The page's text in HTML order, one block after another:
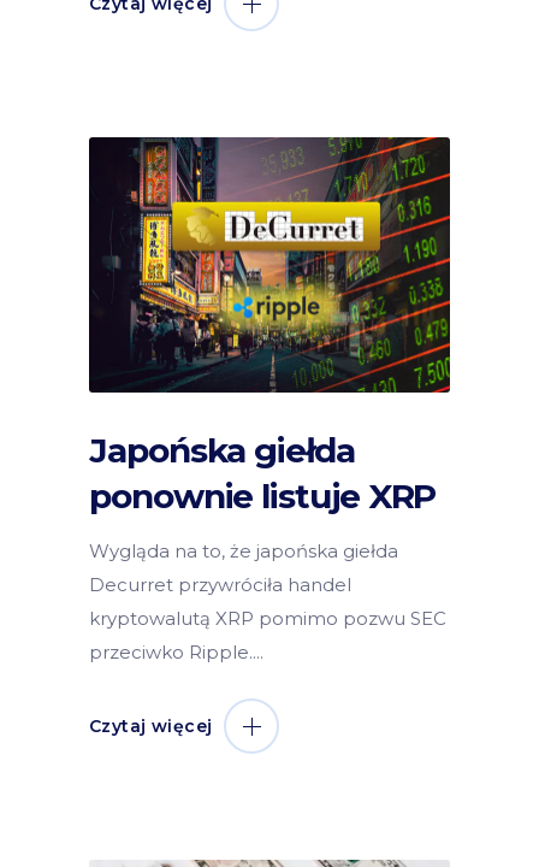
Japońska giełda
ponownie listuje XRP
Wygląda na to, że japońska giełda
Decurret przywróciła handel
kryptowalutą XRP pomimo pozwu SEC
przeciwko Ripple.
Czytaj więcej